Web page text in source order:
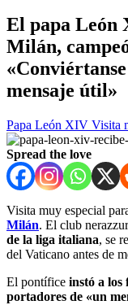
El papa León
Milán,
mensaje útil»
Papa León XIV Visita
Spread the love
Visita muy especial
Milán. El club
de la liga italiana, se
del Vaticano antes de
El pontífice instó a los
portadores de «un